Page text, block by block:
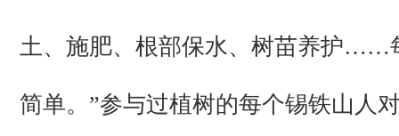
土、施肥、根部保水、树苗养护……
简单。”参与过植树的每个锡铁山人